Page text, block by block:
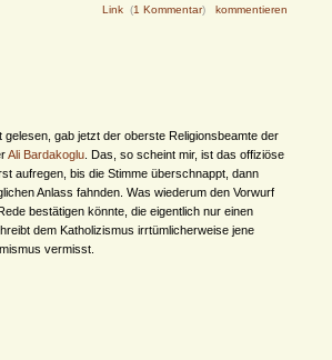
Link (1 Kommentar) kommentieren
gelesen, gab jetzt der oberste Religionsbeamte der
Ali Bardakoglu . Das, so scheint mir, ist das offiziöse
aufregen, bis die Stimme überschnappt, dann
Anlass fahnden. Was wiederum den Vorwurf
bestätigen könnte, die eigentlich nur einen
dem Katholizismus irrtümlicherweise jene
vermisst.